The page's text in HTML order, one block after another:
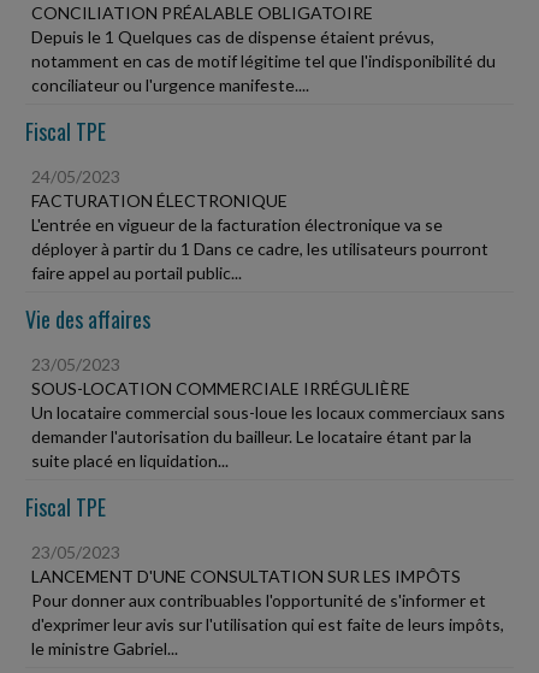
CONCILIATION PRÉALABLE OBLIGATOIRE
Depuis le 1 Quelques cas de dispense étaient prévus,
notamment en cas de motif légitime tel que l'indisponibilité du
conciliateur ou l'urgence manifeste....
Fiscal TPE
24/05/2023
FACTURATION ÉLECTRONIQUE
L'entrée en vigueur de la facturation électronique va se
déployer à partir du 1 Dans ce cadre, les utilisateurs pourront
faire appel au portail public...
Vie des affaires
23/05/2023
SOUS-LOCATION COMMERCIALE IRRÉGULIÈRE
Un locataire commercial sous-loue les locaux commerciaux sans
demander l'autorisation du bailleur. Le locataire étant par la
suite placé en liquidation...
Fiscal TPE
23/05/2023
LANCEMENT D'UNE CONSULTATION SUR LES IMPÔTS
Pour donner aux contribuables l'opportunité de s'informer et
d'exprimer leur avis sur l'utilisation qui est faite de leurs impôts,
le ministre Gabriel...